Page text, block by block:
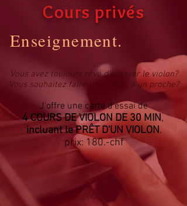
Cours privés
Enseignement.
Vous avez toujours rêvé d'essayer le violon?
Vous souhaitez faire un cadeau à un proche?
J'offre une carte d'essai de
4 COURS DE VIOLON DE30 MIN,
incluant le PRÊT D'UN VIOLON.
prix: 180.-chf